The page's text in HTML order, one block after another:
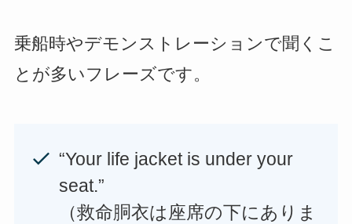
乗船時やデモンストレーションで聞くこ
とが多いフレーズです。
“Your life jacket is under your
seat.”
（救命胴衣は座席の下にありま